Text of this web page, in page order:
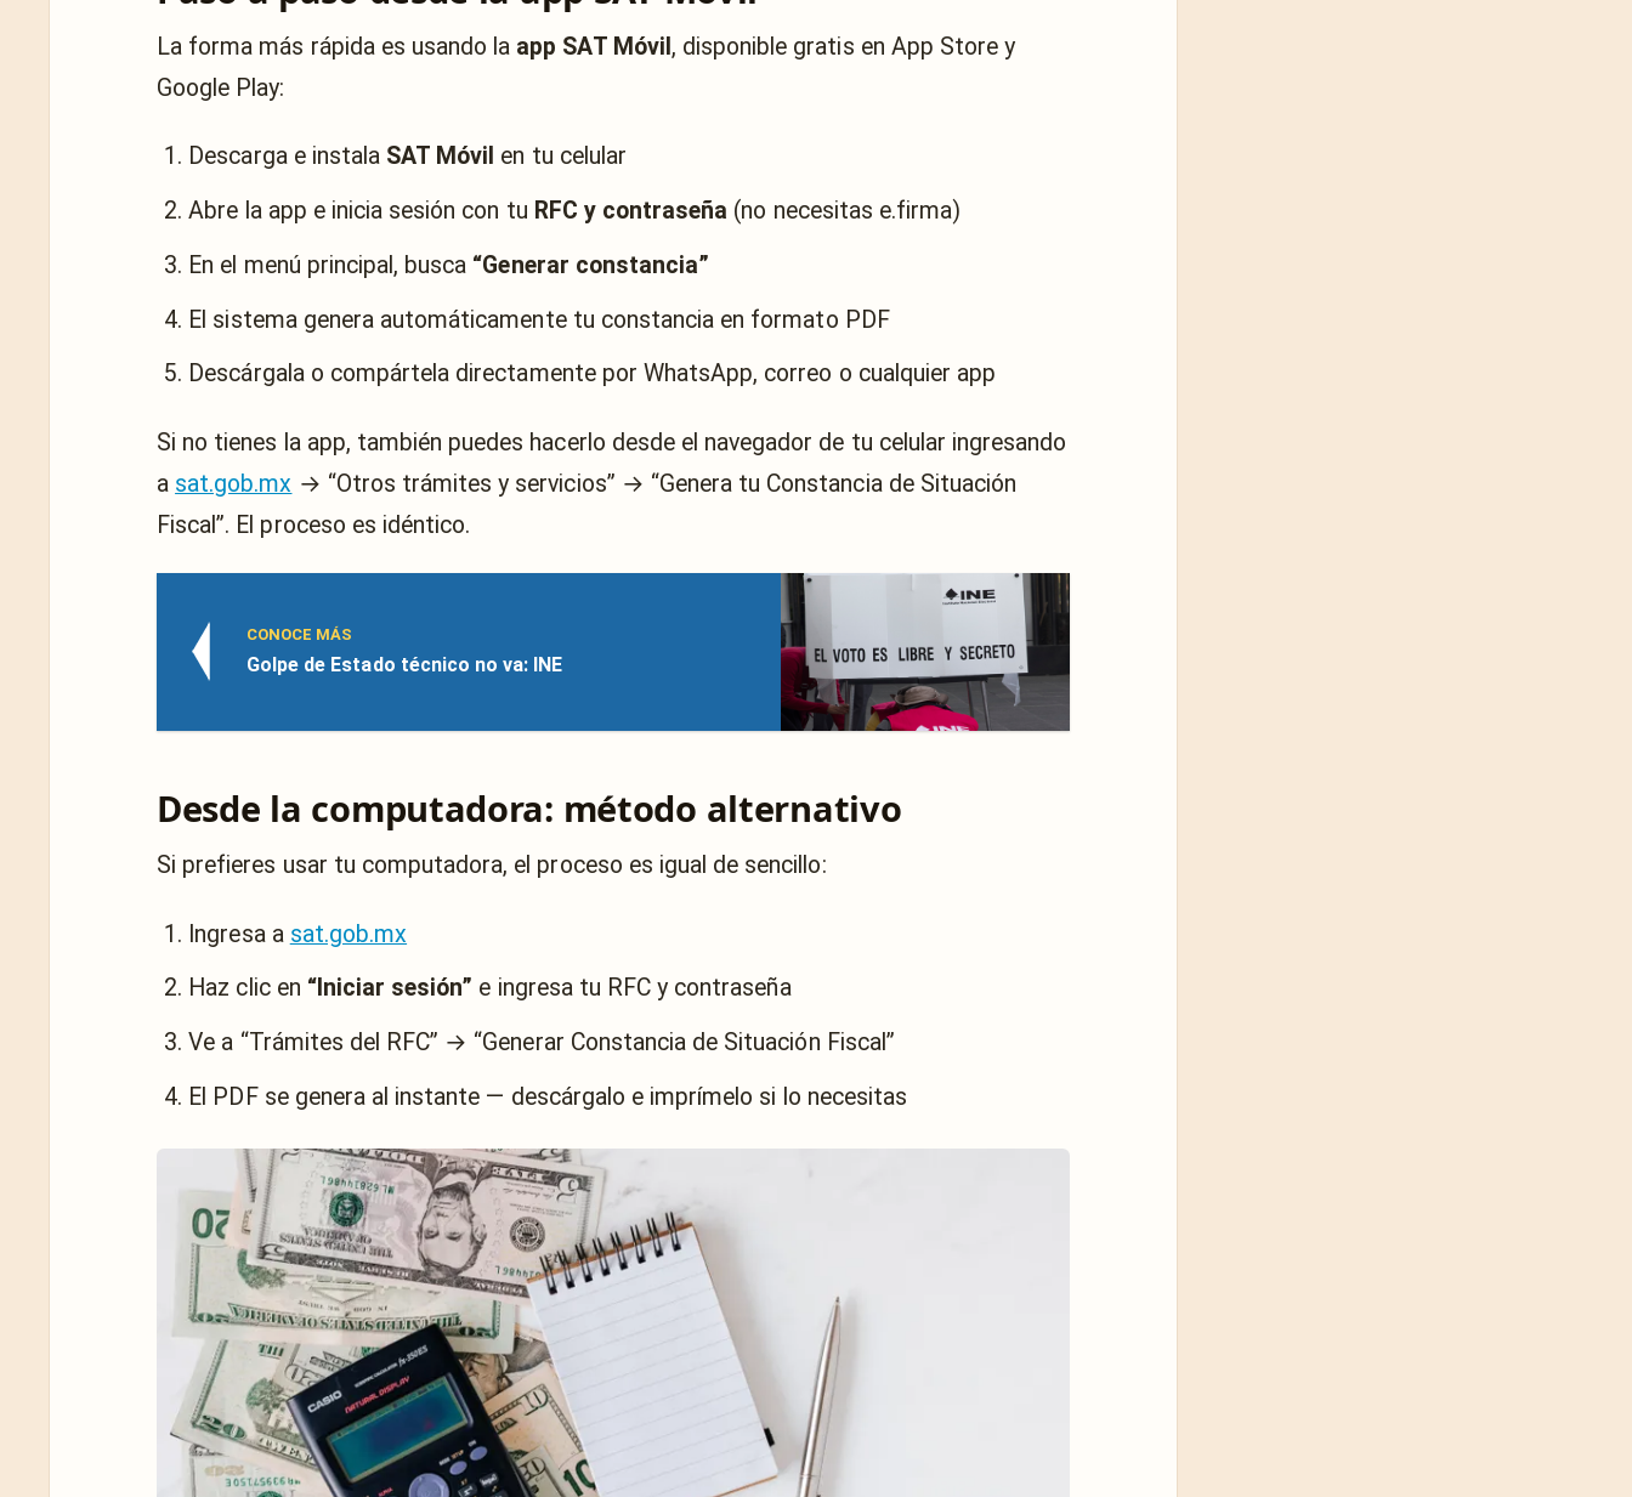
La forma más rápida es usando la app SAT Móvil , disponible gratis en App Store y
Google Play:
Descarga e instala SAT Móvil en tu celular
Abre la app e inicia sesión con tu RFC y contraseña (no necesitas e.firma)
En el menú principal, busca “Generar constancia”
El sistema genera automáticamente tu constancia en formato PDF
Descárgala o compártela directamente por WhatsApp, correo o cualquier app
Si no tienes la app, también puedes hacerlo desde el navegador de tu celular ingresando
a sat.gob.mx → “Otros trámites y servicios” → “Genera tu Constancia de Situación
Fiscal”. El proceso es idéntico.
CONOCE MÁS
Golpe de Estado técnico no va: INE
Desde la computadora: método alternativo
Si prefieres usar tu computadora, el proceso es igual de sencillo:
Ingresa a sat.gob.mx
Haz clic en “Iniciar sesión” e ingresa tu RFC y contraseña
Ve a “Trámites del RFC” → “Generar Constancia de Situación Fiscal”
El PDF se genera al instante — descárgalo e imprímelo si lo necesitas